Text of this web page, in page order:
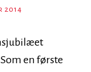
2014
en første